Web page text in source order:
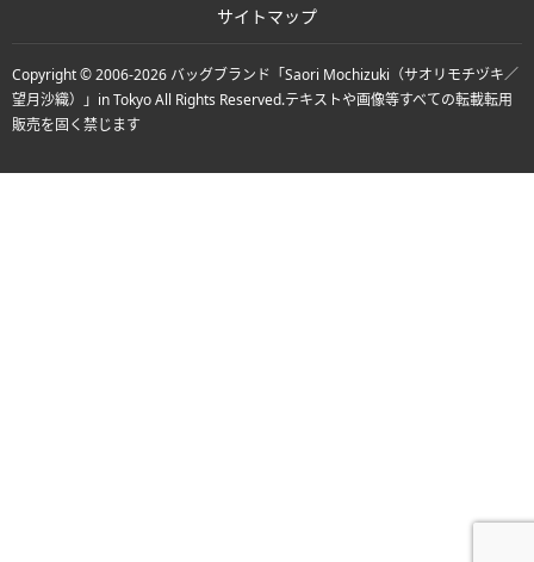
サイトマップ
Copyright © 2006-2026 バッグブランド「Saori Mochizuki（サオリモチヅキ／
望月沙織）」in TokyoAll Rights Reserved.テキストや画像等すべての転載転用
販売を固く禁じます